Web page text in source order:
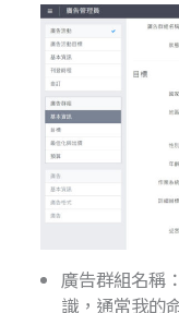
廣告群組名稱
識，通常我的